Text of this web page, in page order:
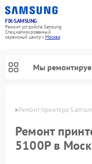
FIX-SAMSUNG
Ремонт устройств Samsung
Специализированный
cервисный центр г.Москва
Мы
Ремонт принтера
Ремонт
5100P в